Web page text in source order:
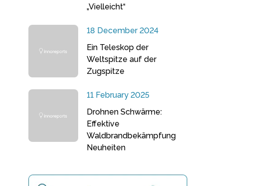
„Vielleicht“
18 December 2024
Ein Teleskop der
Weltspitze auf der
Zugspitze
11 February 2025
Drohnen Schwärme:
Effektive
Waldbrandbekämpfung
Neuheiten